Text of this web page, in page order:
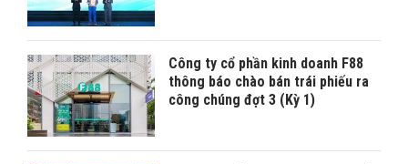
Công ty cổ phần kinh doanh F88
thông báo chào bán trái phiếu ra
công chúng đợt 3 (Kỳ 1)